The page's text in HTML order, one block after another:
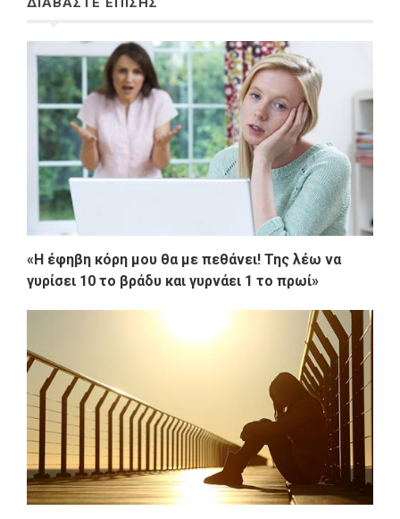
«H έφηβη κόρη μου θα με πεθάνει! Της λέω να
γυρίσει 10 το βράδυ και γυρνάει 1 το πρωί»